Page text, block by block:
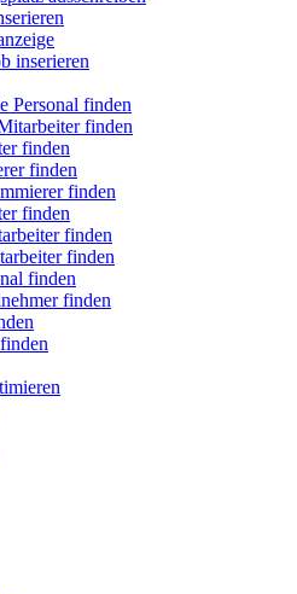
inserieren
Personal finden
finden
finden
finden
finden
finden
finden
finden
finden
finden